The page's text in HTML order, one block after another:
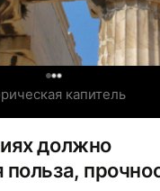
капитель
должно